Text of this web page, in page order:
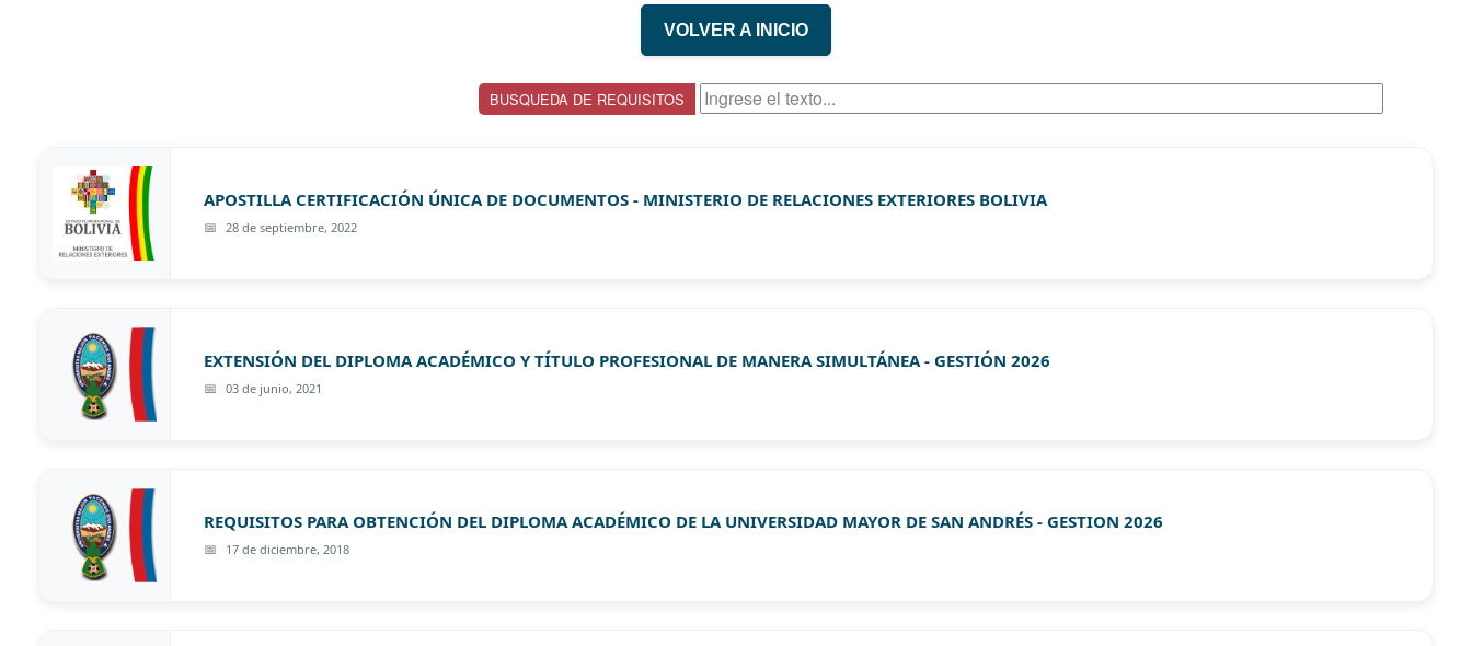
VOLVER A INICIO
BUSQUEDA DE REQUISITOS
APOSTILLA CERTIFICACIÓN ÚNICA DE DOCUMENTOS - MINISTERIO DE RELACIONES EXTERIORES BOLIVIA
28 de septiembre, 2022
EXTENSIÓN DEL DIPLOMA ACADÉMICO Y TÍTULO PROFESIONAL DE MANERA SIMULTÁNEA - GESTIÓN 2026
03 de junio, 2021
REQUISITOS PARA OBTENCIÓN DEL DIPLOMA ACADÉMICO DE LA UNIVERSIDAD MAYOR DE SAN ANDRÉS - GESTION 2026
17 de diciembre, 2018